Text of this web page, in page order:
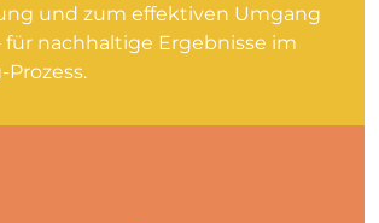
und zum effektiven Umgang
für nachhaltige Ergebnisse im
Prozess.